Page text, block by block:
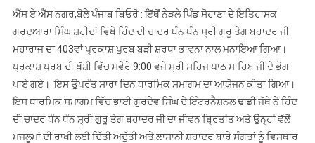
ਬਹਾਦਰ
ਮਹਾਰਾਜ
ਦੇ
403ਵੇ
ਪ੍ਰਕਾਸ਼
ਪੁਰਬ
ਸ਼ਰਧਾ
ਐੱਸ ਏ ਐੱਸ ਨਗਰ,ਬੋਲੇ ਪੰਜਾਬ ਬਿਓਰੋ : ਇੱਥੋਂ ਨੇੜਲੇ ਪਿੰਡ ਸੋਹਾਣਾ ਦੇ ਇਤਿਹਾਸਕ
ਗੁਰਦੁਆਰਾ ਸਿੰਘ ਸ਼ਹੀਦਾਂ ਵਿਖੇ ਹਿੰਦ ਦੀ ਚਾਦਰ ਧੰਨ ਧੰਨ ਸ੍ਰੀ ਗੁਰੂ ਤੇਗ ਬਹਾਦਰ ਜੀ
ਮਹਾਰਾਜ ਦਾ 403ਵਾਂ ਪ੍ਰਕਾਸ਼ ਪੁਰਬ ਬੜੀ ਸ਼ਰਧਾ ਭਾਵਨਾ ਨਾਲ ਮਨਾਇਆ ਗਿਆ।
ਪ੍ਰਕਾਸ਼ ਪੁਰਬ ਦੀ ਖੁੱਸ਼ੀ ਵਿੱਚ ਸਵੇਰੇ 9:00 ਵਜੇ ਸ੍ਰੀ ਸਹਿਜ ਪਾਠ ਸਾਹਿਬ ਜੀ ਦੇ ਭੋਗ
ਪਾਏ ਗਏ। ਇਸ ਉਪਰੰਤ ਸਾਰਾ ਦਿਨ ਧਾਰਮਿਕ ਸਮਾਗਮ ਦਾ ਆਯੋਜਨ ਕੀਤਾ ਗਿਆ।
ਇਸ ਧਾਰਮਿਕ ਸਮਾਗਮ ਵਿੱਚ ਭਾਈ ਗੁਰਦੇਵ ਸਿੰਘ ਦੇ ਇੰਟਰਨੈਸ਼ਨਲ ਢਾਡੀ ਜੱਥੇ ਨੇ ਹਿੰਦ
ਦੀ ਚਾਦਰ ਧੰਨ ਧੰਨ ਸ੍ਰੀ ਗੁਰੂ ਤੇਗ ਬਹਾਦਰ ਜੀ ਦਾ ਜੀਵਨ ਬ੍ਰਿਤਾਂਤ ਅਤੇ ਉਨ੍ਹਾਂ ਵੱਲੋਂ
ਮਜਲੂਮਾਂ ਦੀ ਰਾਖੀ ਲਈ ਦਿੱਤੀ ਅਦੁੱਤੀ ਅਤੇ ਲਾਸਾਨੀ ਸ਼ਹਾਦਰ ਬਾਰੇ ਸੰਗਤਾਂ ਨੂੰ ਵਿਸਥਾਰ